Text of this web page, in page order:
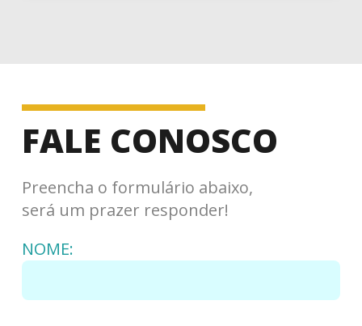
FALE CONOSCO
Preencha o formulário abaixo,
será um prazer responder!
NOME: